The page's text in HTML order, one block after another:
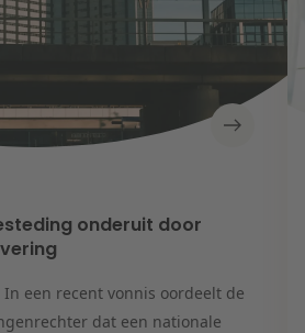
onderuit door
In een recent vonnis oordeelt de
dat een nationale